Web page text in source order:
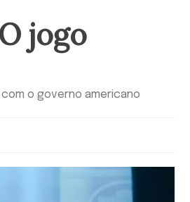
jogo
o governo americano